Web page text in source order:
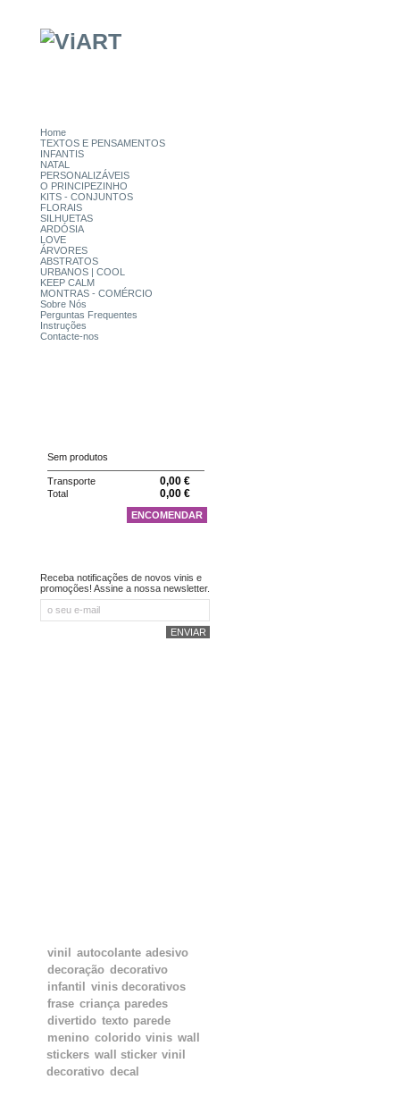
Home
TEXTOS E PENSAMENTOS
INFANTIS
NATAL
PERSONALIZÁVEIS
O PRINCIPEZINHO
KITS - CONJUNTOS
FLORAIS
SILHUETAS
ARDÓSIA
LOVE
ÁRVORES
ABSTRATOS
URBANOS | COOL
KEEP CALM
MONTRAS - COMÉRCIO
Sobre Nós
Perguntas Frequentes
Instruções
Contacte-nos
Sem produtos
Transporte 0,00 €
Total 0,00 €
ENCOMENDAR
Receba notificações de novos vinis e
promoções! Assine a nossa newsletter.
vinil
autocolante adesivo
decoração decorativo
infantil
vinis decorativos
frase criança paredes
divertido texto parede
menino colorido vinis wall
stickers wall sticker vinil
decorativo decal